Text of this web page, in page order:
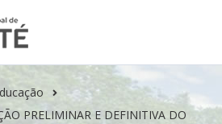
PRELIMINAR E DEFINITIVA DO